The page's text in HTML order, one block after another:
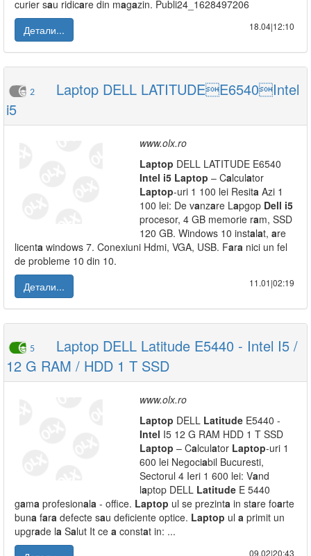
curier sau ridicare din magazin. Publi24_1628497206
Детали...
18.04|12:10
2
Laptop DELL LATITUDEE6540Intel
i5
www.olx.ro
Laptop DELL LATITUDE E6540
Intel i5 Laptop – Calculator
Laptop-uri 1 100 lei Resita Azi 1
100 lei: De vanzare Lapgop Dell i5
procesor, 4 GB memorie ram, SSD
120 GB. Windows 10 instalat, are
licenta windows 7. Conexiuni Hdmi, VGA, USB. Fara nici un fel
de probleme 10 din 10.
Детали...
11.01|02:19
5
Laptop DELL Latitude E5440 - Intel I5 /
12 G RAM / HDD 1 T SSD
www.olx.ro
Laptop DELL Latitude E5440 -
Intel I5 12 G RAM HDD 1 T SSD
Laptop – Calculator Laptop-uri 1
600 lei Negociabil Bucuresti,
Sectorul 4 Ieri 1 600 lei: Vand
laptop DELL Latitude E 5440
gama profesionala - office. Laptop ul se prezinta in stare foarte
buna fara defecte sau deficiente optice. Laptop ul a primit un
upgrade la Salut It ce a constat in: ...
09.02|20:43